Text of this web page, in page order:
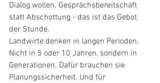
Dialog wollen. Gesprächsbereitschaft
statt Abschottung - das ist das Gebot
der Stunde.
Landwirte denken in langen Perioden.
Nicht in 5 oder 10 Jahren, sondern in
Generationen. Dafür brauchen sie
Planungssicherheit. Und für